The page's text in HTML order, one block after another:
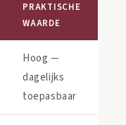
PRAKTISCHE
WAARDE
Hoog —
dagelijks
toepasbaar